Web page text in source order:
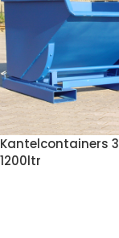
Kantelcontainers
1200ltr